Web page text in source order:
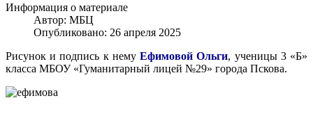
Информация о материале
Автор: МБЦ
Опубликовано: 26 апреля 2025
Рисунок и подпись к немуЕфимовой Ольги, ученицы 3 «Б»
класса МБОУ «Гуманитарный лицей №29» города Пскова.